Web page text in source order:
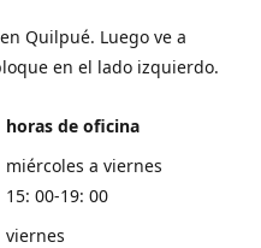
Quilpué. Luego ve a
en el lado izquierdo.
horas de oficina
miércoles a viernes
15: 00-19: 00
viernes